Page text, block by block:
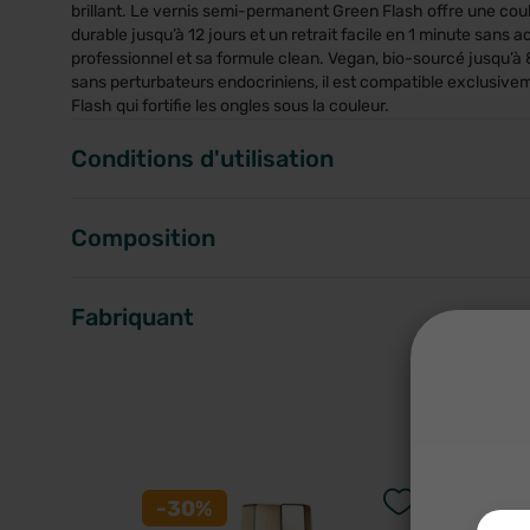
brillant. Le vernis semi-permanent Green Flash offre une
durable jusqu’à 12 jours et un retrait facile en 1 minute sans
professionnel et sa formule clean. Vegan, bio-sourcé jusqu’à
sans perturbateurs endocriniens, il est compatible
Flash qui fortifie les ongles sous la couleur.
Conditions d'utilisation
Composition
Fabriquant
-30% -